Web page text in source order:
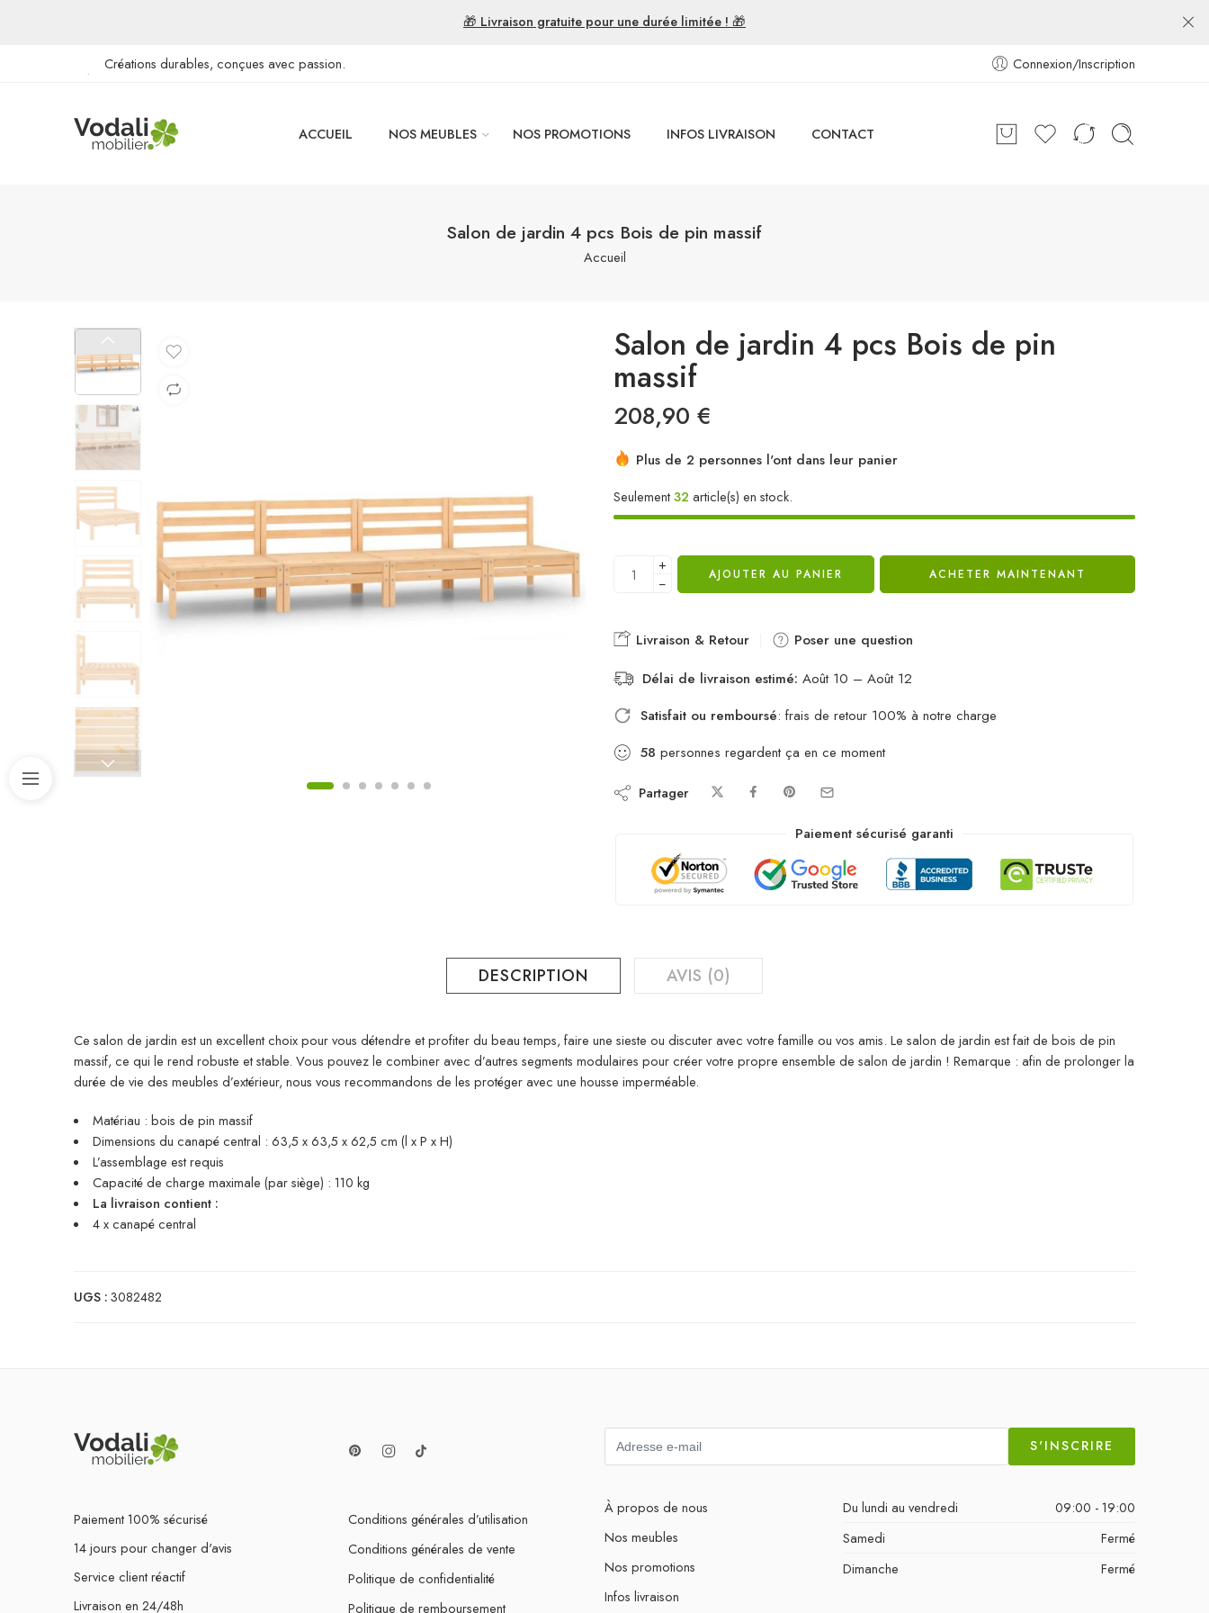
🎁 Livraison gratuite pour une durée limitée ! 🎁
Créations durables, conçues avec passion. Connexion/Inscription
ACCUEIL NOS MEUBLES NOS PROMOTIONS INFOS LIVRAISON CONTACT
Salon de jardin 4 pcs Bois de pin massif
Accueil
Salon de jardin 4 pcs Bois de pin
massif
208,90 €
Plus de 2 personnes l'ont dans leur panier
Seulement32 article(s) en stock.
+
−
AJOUTER AU PANIER ACHETER MAINTENANT
Livraison & Retour
Poser une question
Délai de livraison estimé: Août 10 – Août 12
Satisfait ou remboursé: frais de retour 100% à notre charge
58 personnes regardent ça en ce moment
Partager
Paiement sécurisé garanti
DESCRIPTION AVIS (0)
Ce salon de jardin est un excellent choix pour vous détendre et profiter du beau temps, faire une sieste ou discuter avec votre famille ou vos amis. Le salon de jardin est fait de bois de pin
massif, ce qui le rend robuste et stable. Vous pouvez le combiner avec d’autres segments modulaires pour créer votre propre ensemble de salon de jardin ! Remarque : afin de prolonger la
durée de vie des meubles d’extérieur, nous vous recommandons de les protéger avec une housse imperméable.
Matériau : bois de pin massif
Dimensions du canapé central : 63,5 x 63,5 x 62,5 cm (l x P x H)
L’assemblage est requis
Capacité de charge maximale (par siège) : 110 kg
La livraison contient :
4 x canapé central
UGS :3082482
Paiement 100% sécurisé
14 jours pour changer d'avis
Service client réactif
Livraison en 24/48h
Conditions générales d’utilisation
Conditions générales de vente
Politique de confidentialité
Politique de remboursement
S'INSCRIRE
À propos de nous
Nos meubles
Nos promotions
Infos livraison
Du lundi au vendredi
09:00 - 19:00
Samedi
Fermé
Dimanche
Fermé